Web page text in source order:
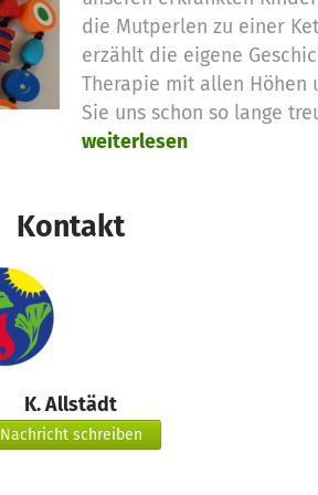
die Mutperlen zu einer
erzählt die eigene
Therapie mit allen Höhen
Sie uns schon so lange
weiterlesen
Kontakt
K. Allstädt
Nachricht schreiben